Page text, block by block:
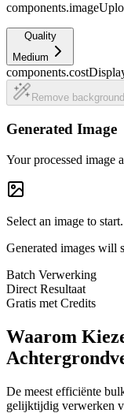
Quality
Medium
Remove background
Generated Image
Your processed image
Select an image to start.
Generated images will
Batch Verwerking
Direct Resultaat
Gratis met Credits
Waarom
De meest efficiënte
gelijktijdig verwerken